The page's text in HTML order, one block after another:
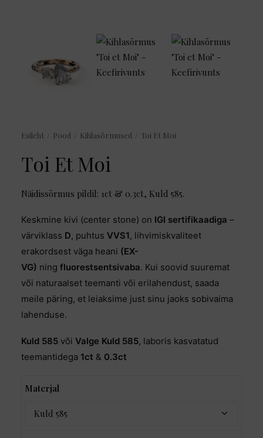
Esileht Pood Kihlasõrmused Toi Et Moi
Toi Et Moi
Näidissõrmus pildil: 1ct & 0.3ct, Kuld 585.
Keskmine kivi (center stone) on IGI sertifikaadiga –
värviklass D, puhtus VVS1, lihvimiskvaliteet
erakordsest väga heani (EX-
VG) ning fluorestsentsivaba. Kui soovid suuremat
või naturaalset teemanti või erilahendust, saada
meile päring, et leiaksime just sinu jaoks sobivaima
lahenduse.
Kuld 585 või Valge Kuld 585, laboris kasvatatud
teemantidega 1ct & 0.3ct
Materjal